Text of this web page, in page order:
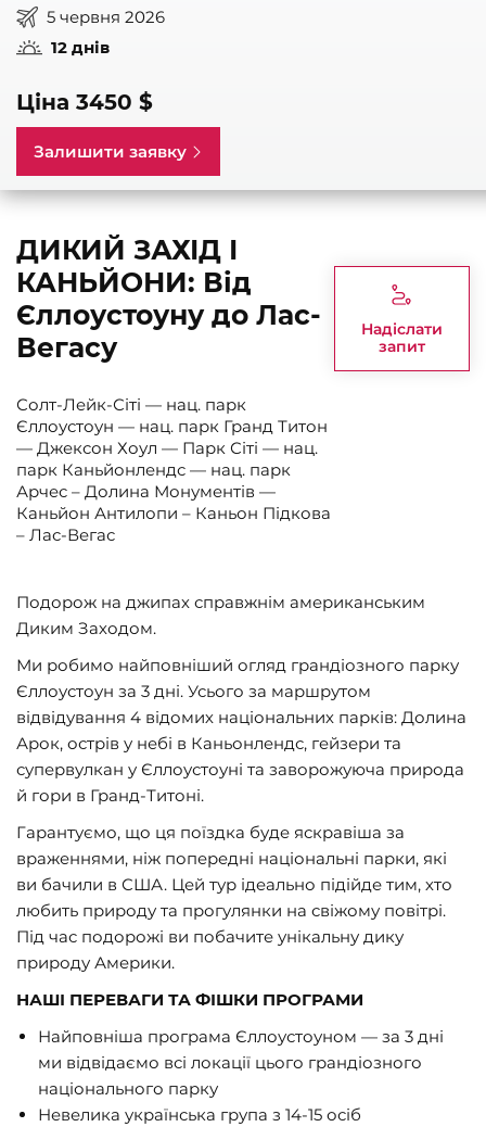
5 червня 2026
12 днів
Ціна 3450 $
Залишити заявку
ДИКИЙ ЗАХІД І
КАНЬЙОНИ: Від
Єллоустоуну до Лас-
Вегасу
Солт-Лейк-Сіті — нац. парк
Єллоустоун — нац. парк Гранд Титон
— Джексон Хоул — Парк Сіті — нац.
парк Каньйонлендс — нац. парк
Арчес – Долина Монументів —
Каньйон Антилопи – Каньон Підкова
– Лас-Вегас
Надіслати
запит
Подорож на джипах справжнім американським
Диким Заходом.
Ми робимо найповніший огляд грандіозного парку
Єллоустоун за 3 дні. Усього за маршрутом
відвідування 4 відомих національних парків: Долина
Арок, острів у небі в Каньонлендс, гейзери та
супервулкан у Єллоустоуні та заворожуюча природа
й гори в Гранд-Титоні.
Гарантуємо, що ця поїздка буде яскравіша за
враженнями, ніж попередні національні парки, які
ви бачили в США. Цей тур ідеально підійде тим, хто
любить природу та прогулянки на свіжому повітрі.
Під час подорожі ви побачите унікальну дику
природу Америки.
НАШІ ПЕРЕВАГИ ТА ФІШКИ ПРОГРАМИ
Найповніша програма Єллоустоуном — за 3 дні
ми відвідаємо всі локації цього грандіозного
національного парку
Невелика українська група з 14-15 осіб